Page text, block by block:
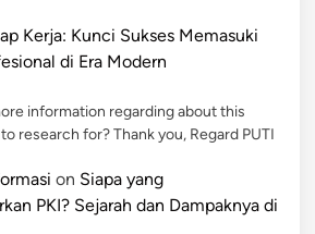
Kerja: Kunci Sukses Memasuki
di Era Modern
information regarding about this
research for? Thank you, Regard PUTI
on Siapa yang
PKI? Sejarah dan Dampaknya di